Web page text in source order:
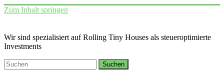
Zum Inhalt springen
Wir sind spezialisiert auf Rolling Tiny Houses als steueroptimierte
Investments